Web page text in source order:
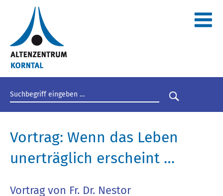
Suchbegriff eingeben
Suche
Vortrag: Wenn das Leben
unerträglich erscheint …
Vortrag von Fr. Dr. Nestor